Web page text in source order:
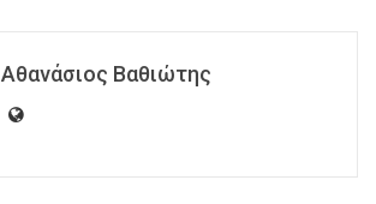
Αθανάσιος Βαθιώτης